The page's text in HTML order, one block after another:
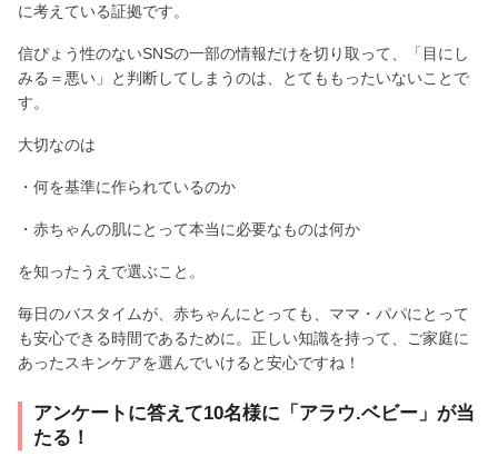
に考えている証拠です。
信ぴょう性のないSNSの一部の情報だけを切り取って、「目にし
みる＝悪い」と判断してしまうのは、とてももったいないことで
す。
大切なのは
・何を基準に作られているのか
・赤ちゃんの肌にとって本当に必要なものは何か
を知ったうえで選ぶこと。
毎日のバスタイムが、赤ちゃんにとっても、ママ・パパにとって
も安心できる時間であるために。正しい知識を持って、ご家庭に
あったスキンケアを選んでいけると安心ですね！
アンケートに答えて10名様に「アラウ.ベビー」が当
たる！